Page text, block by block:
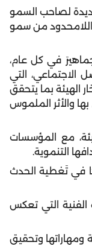
لصاحب السمو
اللامحدود من سمو
في كل عام،
الاجتماعي، التي
الهيئة بما يتحقق
والأثر الملموس
مع المؤسسات
التنموية.
في تَغطية الحدث
التي تعكس
وتحقيق